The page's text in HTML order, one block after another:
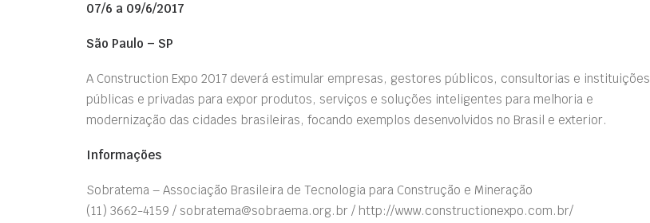
07/6 a 09/6/2017
São Paulo – SP
A Construction Expo 2017 deverá estimular empresas, gestores públicos, consultorias e instituições
públicas e privadas para expor produtos, serviços e soluções inteligentes para melhoria e
modernização das cidades brasileiras, focando exemplos desenvolvidos no Brasil e exterior.
Informações
Sobratema – Associação Brasileira de Tecnologia para Construção e Mineração
(11) 3662-4159 / sobratema@sobraema.org.br / http://www.constructionexpo.com.br/